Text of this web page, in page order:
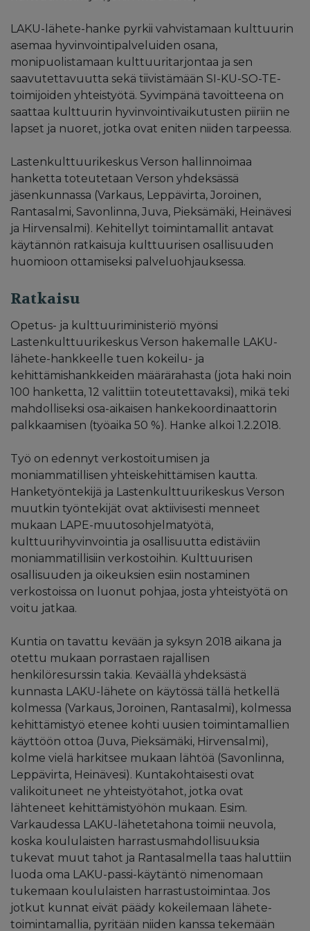
LAKU-lähete-hanke pyrkii vahvistamaan kulttuurin
asemaa hyvinvointipalveluiden osana,
monipuolistamaan kulttuuritarjontaa ja sen
saavutettavuutta sekä tiivistämään SI-KU-SO-TE-
toimijoiden yhteistyötä. Syvimpänä tavoitteena on
saattaa kulttuurin hyvinvointivaikutusten piiriin ne
lapset ja nuoret, jotka ovat eniten niiden tarpeessa.
Lastenkulttuurikeskus Verson hallinnoimaa
hanketta toteutetaan Verson yhdeksässä
jäsenkunnassa (Varkaus, Leppävirta, Joroinen,
Rantasalmi, Savonlinna, Juva, Pieksämäki, Heinävesi
ja Hirvensalmi). Kehitellyt toimintamallit antavat
käytännön ratkaisuja kulttuurisen osallisuuden
huomioon ottamiseksi palveluohjauksessa.
Ratkaisu
Opetus- ja kulttuuriministeriö myönsi
Lastenkulttuurikeskus Verson hakemalle LAKU-
lähete-hankkeelle tuen kokeilu- ja
kehittämishankkeiden määrärahasta (jota haki noin
100 hanketta, 12 valittiin toteutettavaksi), mikä teki
mahdolliseksi osa-aikaisen hankekoordinaattorin
palkkaamisen (työaika 50 %). Hanke alkoi 1.2.2018.
Työ on edennyt verkostoitumisen ja
moniammatillisen yhteiskehittämisen kautta.
Hanketyöntekijä ja Lastenkulttuurikeskus Verson
muutkin työntekijät ovat aktiivisesti menneet
mukaan LAPE-muutosohjelmatyötä,
kulttuurihyvinvointia ja osallisuutta edistäviin
moniammatillisiin verkostoihin. Kulttuurisen
osallisuuden ja oikeuksien esiin nostaminen
verkostoissa on luonut pohjaa, josta yhteistyötä on
voitu jatkaa.
Kuntia on tavattu kevään ja syksyn 2018 aikana ja
otettu mukaan porrastaen rajallisen
henkilöresurssin takia. Keväällä yhdeksästä
kunnasta LAKU-lähete on käytössä tällä hetkellä
kolmessa (Varkaus, Joroinen, Rantasalmi), kolmessa
kehittämistyö etenee kohti uusien toimintamallien
käyttöön ottoa (Juva, Pieksämäki, Hirvensalmi),
kolme vielä harkitsee mukaan lähtöä (Savonlinna,
Leppävirta, Heinävesi). Kuntakohtaisesti ovat
valikoituneet ne yhteistyötahot, jotka ovat
lähteneet kehittämistyöhön mukaan. Esim.
Varkaudessa LAKU-lähetetahona toimii neuvola,
koska koululaisten harrastusmahdollisuuksia
tukevat muut tahot ja Rantasalmella taas haluttiin
luoda oma LAKU-passi-käytäntö nimenomaan
tukemaan koululaisten harrastustoimintaa. Jos
jotkut kunnat eivät päädy kokeilemaan lähete-
toimintamallia, pyritään niiden kanssa tekemään